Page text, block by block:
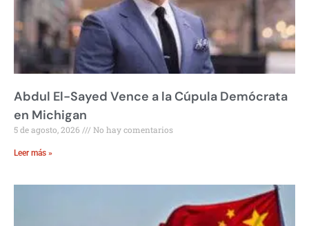
Abdul El-Sayed Vence a la Cúpula Demócrata
en Michigan
5 de agosto, 2026 No hay comentarios
Leer más »